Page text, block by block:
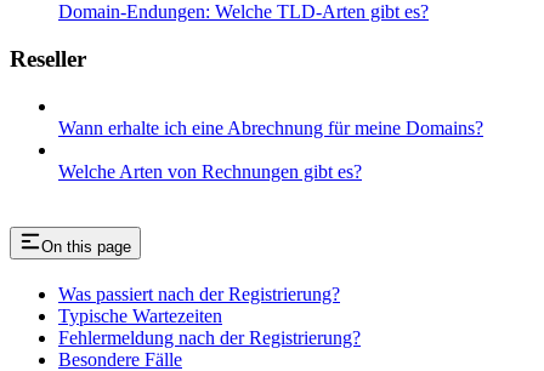
Domain-Endungen: Welche TLD-Arten gibt es?
Reseller
Wann erhalte ich eine Abrechnung für meine Domains?
Welche Arten von Rechnungen gibt es?
On this page
Was passiert nach der Registrierung?
Typische Wartezeiten
Fehlermeldung nach der Registrierung?
Besondere Fälle